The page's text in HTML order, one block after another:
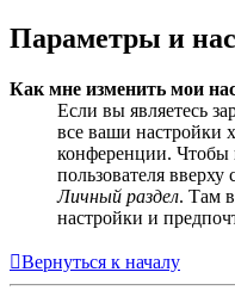
Параметры и
Как мне изменить мои
Если вы являетесь
все ваши настройки
конференции. Чтобы
пользователя
Личный раздел. Там
настройки и
Вернуться к началу